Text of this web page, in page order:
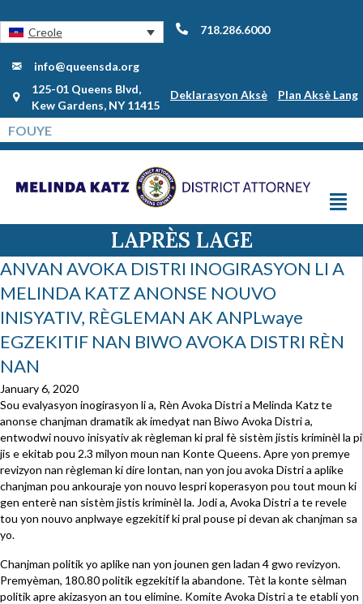
Creole 718.286.6000
info@queensda.org
125-01 Queens Blvd,
Kew Gardens, NY 11415
Deklarasyon Aksè Plan Aksè Lang
LAPRÈS LAGE
ANVAN AVOKA DISTRI INOGIRASYON LI A
MELINDA KATZ ANONSE NOUVO
INISYATIV, RÈGLEMAN AK ANPLwaye
EGZEKITIF NAN BIWO AVOKA DISTRI RÈN
NAN
January 6, 2020
Sou evalyasyon inogirasyon li a, Rèn Avoka Distri a Melinda Katz te
anonse chanjman dramatik ak imedyat nan Biwo Avoka Distri a,
entwodwi nouvo inisyativ ak règleman ki pral fè sistèm jistis kriminèl la pi
jis e ekitab pou 2.3 milyon moun nan Konte Queens. Apre yon premye
revizyon nan règleman ki dire lontan, nan yon jou avoka Distri a aplike
chanjman pou ankouraje yon nouvo lespri koperasyon pou tout moun ki
gen enterè nan sistèm jistis kriminèl la. Jodi a, Avoka Distri a te revele
tou yon nouvo anplwaye egzekitif ki pral pouse pi devan ak chanjman sa
yo.
Chanjman politik yo aplike nan yon jounen gen ladan 4 gwo revizyon.
Premyèman, 180.80 politik egzekitif la abandone. Tèt la konte sèlman
politik apre akizasyon an tou elimine. Komite Avoka Distri a te etabli yon